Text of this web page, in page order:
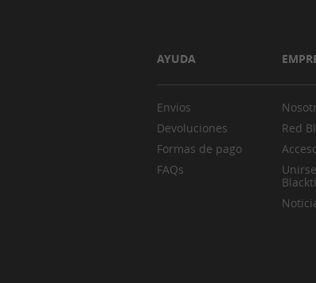
AYUDA
Envios
Devoluciones
Formas de pago
FAQs
Red